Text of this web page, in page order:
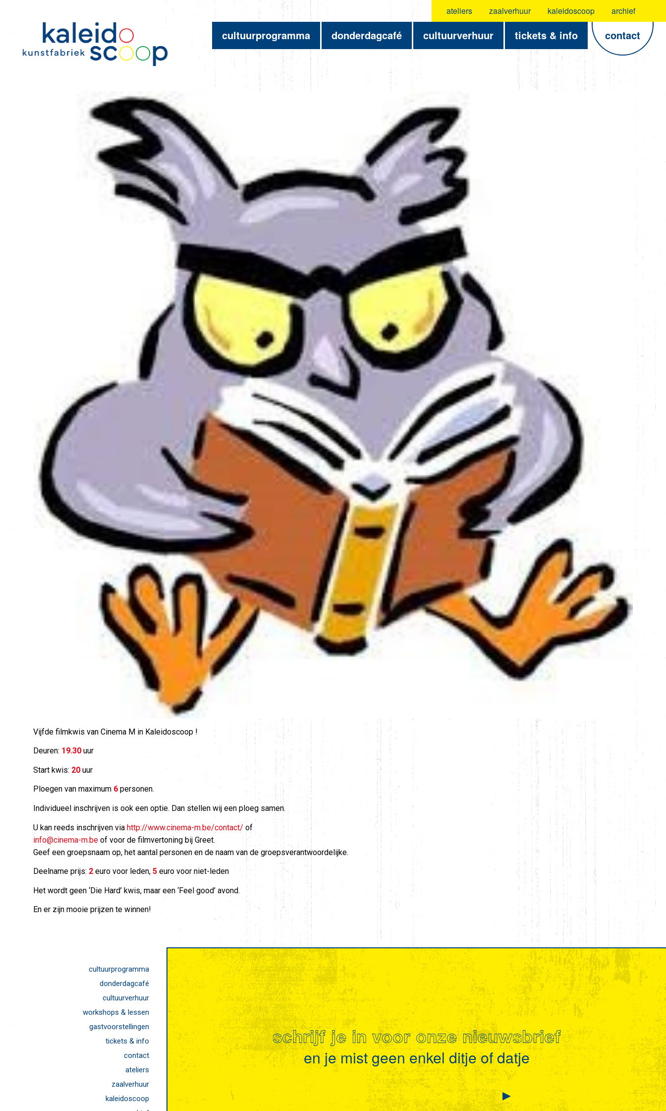
ateliers zaalverhuur kaleidoscoop archief
cultuurprogramma donderdagcafé cultuurverhuur tickets & info contact
Vijfde filmkwis van Cinema M in Kaleidoscoop !
Deuren: 19.30 uur
Start kwis: 20 uur
Ploegen van maximum 6 personen.
Individueel inschrijven is ook een optie. Dan stellen wij een ploeg samen.
U kan reeds inschrijven via http://www.cinema-m.be/contact/ of
info@cinema-m.be of voor de filmvertoning bij Greet.
Geef een groepsnaam op, het aantal personen en de naam van de groepsverantwoordelijke.
Deelname prijs: 2 euro voor leden, 5 euro voor niet-leden
Het wordt geen ‘Die Hard’ kwis, maar een ‘Feel good’ avond.
En er zijn mooie prijzen te winnen!
cultuurprogramma
donderdagcafé
cultuurverhuur
workshops & lessen
gastvoorstellingen
tickets & info
contact
ateliers
zaalverhuur
kaleidoscoop
schrijf je in voor onze nieuwsbrief
en je mist geen enkel ditje of datje